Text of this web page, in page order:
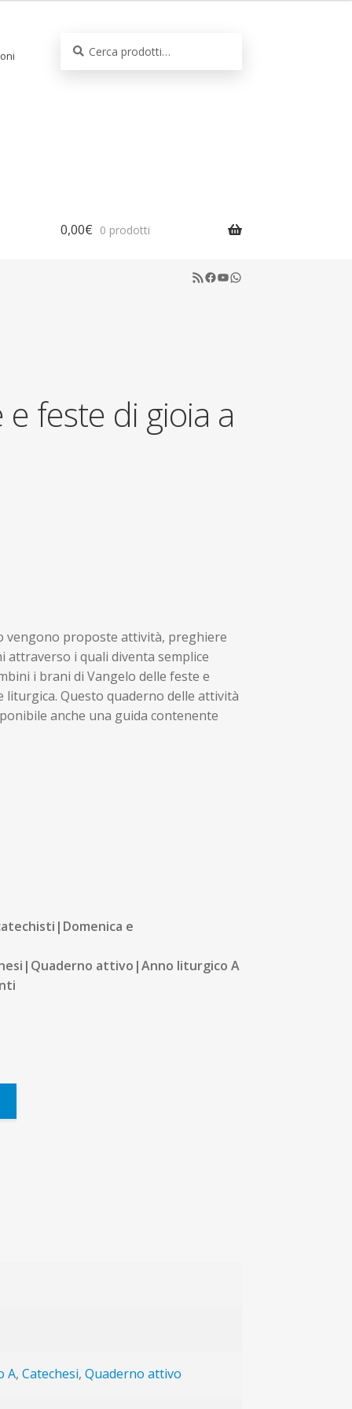
0,00€ 0 prodotti
RSS Feed
Facebook
YouTube
WhatsApp
feste di gioia a
vengono proposte attività, preghiere
attraverso i quali diventa semplice
i brani di Vangelo delle feste e
Questo quaderno delle attività
anche una guida contenente
e
attivo|Anno liturgico A
A,Catechesi,Quaderno attivo